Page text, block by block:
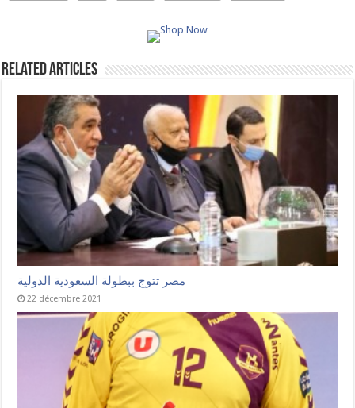
Related Articles
مصر تتوج ببطولة السعودية الدولية
22 décembre 2021